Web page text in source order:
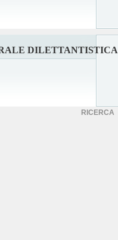
DILETTANTISTICA
RICERCA